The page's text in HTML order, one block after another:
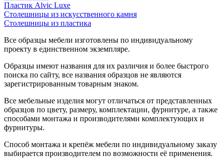
Пластик Alvic Luxe
Столешницы из искусственного камня
Столешницы из пластика
Все образцы мебели изготовлены по индивидуальному
проекту в единственном экземпляре.
Образцы имеют названия для их различия и более быстрого
поиска по сайту, все названия образцов не являются
зарегистрированным товарным знаком.
Все мебельные изделия могут отличаться от представленных
образцов по цвету, размеру, комплектации, фурнитуре, а также
способами монтажа и производителями комплектующих и
фурнитуры.
Способ монтажа и крепёж мебели по индивидуальному заказу
выбирается производителем по возможности её применения.